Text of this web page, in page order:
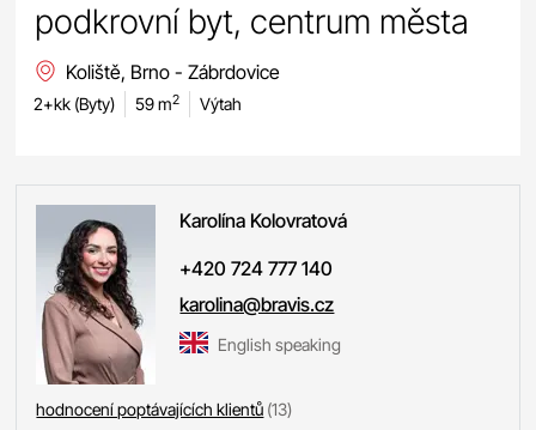
podkrovní byt, centrum města
Koliště, Brno - Zábrdovice
2+kk (Byty) 59 m2 Výtah
Karolína Kolovratová
+420 724 777 140
karolina@bravis.cz
English speaking
hodnocení poptávajících klientů (13)